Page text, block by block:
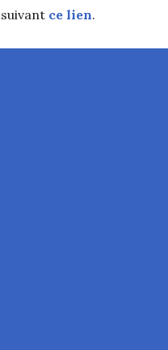
ce lien.